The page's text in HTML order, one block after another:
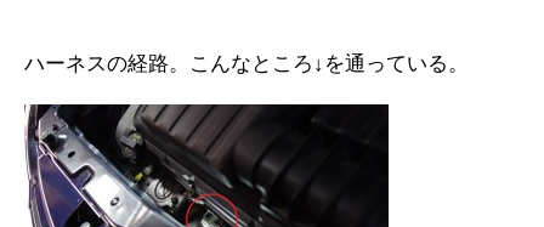
ハーネスの経路。こんなところ↓を通っている。